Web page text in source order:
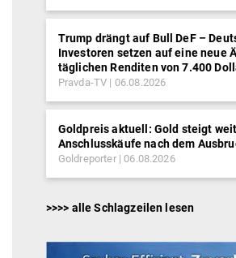
Trump drängt auf Bull DeF –
Investoren setzen auf eine neue
täglichen Renditen von 7.400
Pravda-TV 06.08.2026
Goldpreis aktuell: Gold steigt
Anschlusskäufe nach dem
Goldreporter 06.08.2026
>>>> alle Schlagzeilen lesen